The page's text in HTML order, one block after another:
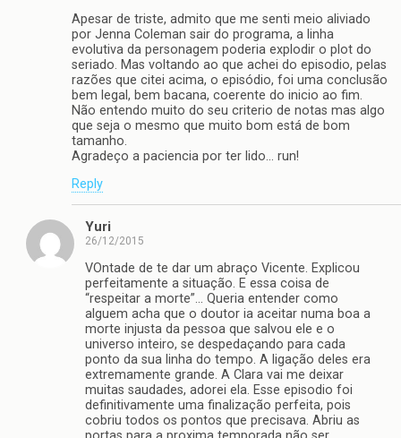
Apesar de triste, admito que me senti meio aliviado
por Jenna Coleman sair do programa, a linha
evolutiva da personagem poderia explodir o plot do
seriado. Mas voltando ao que achei do episodio, pelas
razões que citei acima, o episódio, foi uma conclusão
bem legal, bem bacana, coerente do inicio ao fim.
Não entendo muito do seu criterio de notas mas algo
que seja o mesmo que muito bom está de bom
tamanho.
Agradeço a paciencia por ter lido… run!
Reply
Yuri
26/12/2015
VOntade de te dar um abraço Vicente. Explicou
perfeitamente a situação. E essa coisa de
“respeitar a morte”… Queria entender como
alguem acha que o doutor ia aceitar numa boa a
morte injusta da pessoa que salvou ele e o
universo inteiro, se despedaçando para cada
ponto da sua linha do tempo. A ligação deles era
extremamente grande. A Clara vai me deixar
muitas saudades, adorei ela. Esse episodio foi
definitivamente uma finalização perfeita, pois
cobriu todos os pontos que precisava. Abriu as